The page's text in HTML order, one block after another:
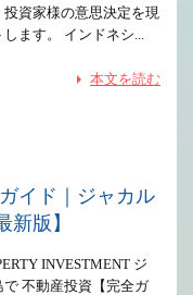
資家様の意思決定を現
ます。 インドネシ...
本文を読む
イド｜ジャカル
新版】
INVESTMENT ジ
で 不動産投資【完全ガ